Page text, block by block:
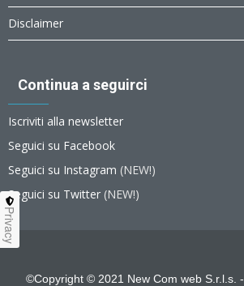
Disclaimer
Continua a seguirci
Iscriviti alla newsletter
Seguici su Facebook
Seguici su Instagram (NEW!)
Seguici su Twitter (NEW!)
©Copyright © 2021 New Com web S.r.l.s.
Privacy